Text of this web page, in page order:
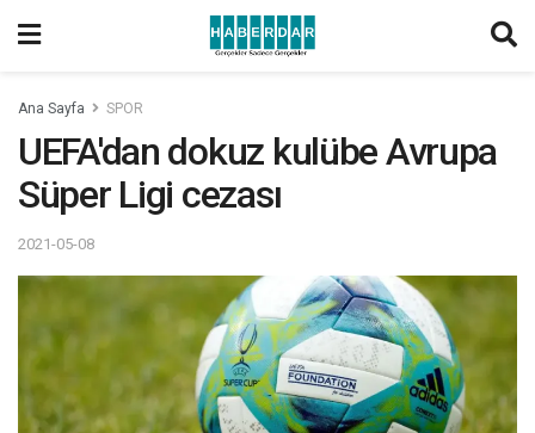
Ana Sayfa SPOR
UEFA'dan dokuz kulübe Avrupa
Süper Ligi cezası
2021-05-08